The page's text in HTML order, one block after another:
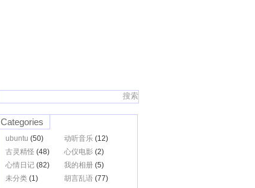
Categories
ubuntu (50) 动听音乐 (12)
古灵精怪 (48) 心仪电影 (2)
心情日记 (82) 我的相册 (5)
未分类 (1) 胡言乱语 (77)